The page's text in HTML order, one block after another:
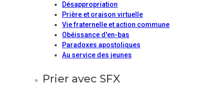
Désappropriation
Prière et oraison virtuelle
Vie fraternelle et action commune
Obéissance d'en-bas
Paradoxes apostoliques
Au service des jeunes
Prier avec SFX